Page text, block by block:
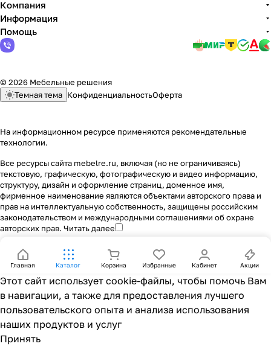
Компания
Информация
Помощь
© 2026 Мебельные решения
Темная тема КонфиденциальностьОферта
На информационном ресурсе применяются рекомендательные
технологии.
Все ресурсы сайта mebelre.ru, включая (но не ограничиваясь)
текстовую, графическую, фотографическую и видео информацию,
структуру, дизайн и оформление страниц, доменное имя,
фирменное наименование являются объектами авторского права и
прав на интеллектуальную собственность, защищены российским
законодательством и международными соглашениями об охране
авторских прав. Читать далее
Главная Каталог Корзина Избранные Кабинет Акции
Этот сайт использует cookie-файлы, чтобы помочь Вам
в навигации, а также для предоставления лучшего
пользовательского опыта и анализа использования
наших продуктов и услуг
Принять